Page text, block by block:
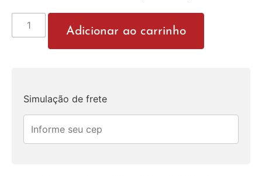
Adicionar ao carrinho
Simulação de frete